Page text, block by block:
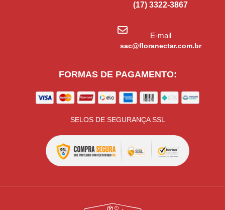
(17) 3322-3867
E-mail
sac@floranectar.com.br
FORMAS DE PAGAMENTO:
SELOS DE SEGURANÇA SSL